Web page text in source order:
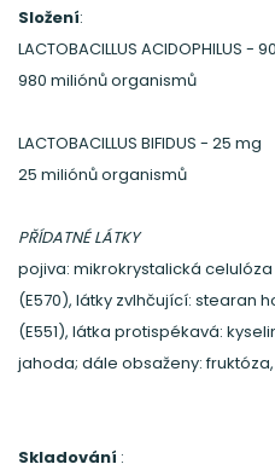
Složení:
LACTOBACILLUS ACIDOPHILUS -
980 miliónů organismů
LACTOBACILLUS BIFIDUS - 25 mg
25 miliónů organismů
PŘÍDATNÉ LÁTKY
pojiva: mikrokrystalická
(E570), látky zvlhčující: stearan
(E551), látka protispékavá:
jahoda; dále obsaženy:
Skladování :